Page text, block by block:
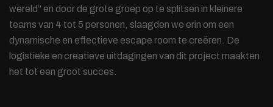
wereld” en door de grote groep op te splitsen in kleinere
teams van 4 tot 5 personen, slaagden we erin om een
dynamische en effectieve escape room te creëren. De
logistieke en creatieve uitdagingen van dit project maakten
het tot een groot succes.